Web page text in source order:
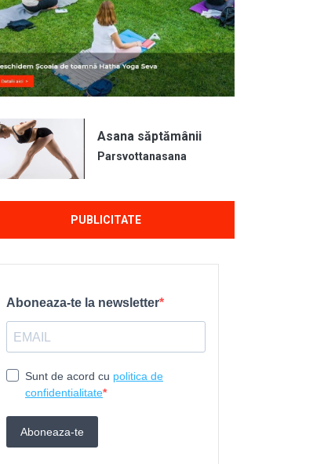
Asana săptămânii
Parsvottanasana
PUBLICITATE